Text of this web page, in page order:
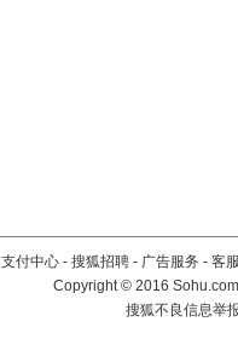
支付中心 - 搜狐招聘 - 广告服务 - 客
Copyright©2016
搜狐不良信息举